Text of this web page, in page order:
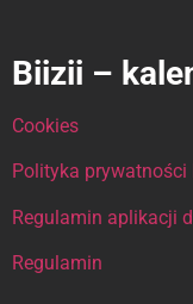
Biizii –
Cookies
Polityka prywatności
Regulamin aplikacji
Regulamin